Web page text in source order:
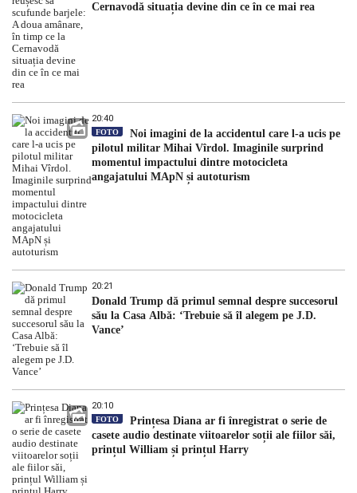
Cernavodă situația devine din ce în ce mai rea
20:40
FOTO
Noi imagini de la accidentul care l-a ucis pe
pilotul militar Mihai Vîrdol. Imaginile surprind
momentul impactului dintre motocicleta
angajatului MApN și autoturism
20:21
Donald Trump dă primul semnal despre succesorul
său la Casa Albă: ‘Trebuie să îl alegem pe J.D.
Vance’
20:10
FOTO
Prințesa Diana ar fi înregistrat o serie de
casete audio destinate viitoarelor soții ale fiilor săi,
prințul William și prințul Harry